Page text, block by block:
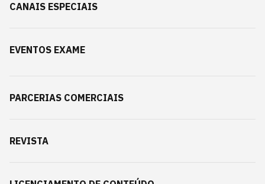
CANAIS ESPECIAIS
EVENTOS EXAME
PARCERIAS COMERCIAIS
REVISTA